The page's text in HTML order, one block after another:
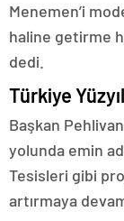
Menemen’i
haline getirme
dedi.
Türkiye
Başkan
yolunda emin
Tesisleri gibi
artırmaya